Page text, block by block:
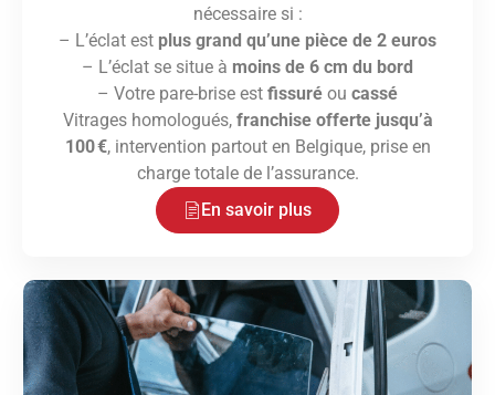
nécessaire si :
– L’éclat est plus grand qu’une pièce de 2 euros
– L’éclat se situe à moins de 6 cm du bord
– Votre pare-brise est fissuré ou cassé
Vitrages homologués, franchise offerte jusqu’à
100 €, intervention partout en Belgique, prise en
charge totale de l’assurance.
En savoir plus